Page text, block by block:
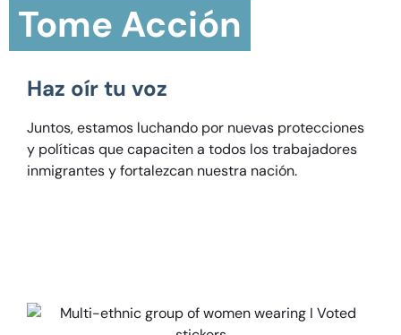
Tome Acción
Haz oír tu voz
Juntos, estamos luchando por nuevas protecciones
y políticas que capaciten a todos los trabajadores
inmigrantes y fortalezcan nuestra nación.